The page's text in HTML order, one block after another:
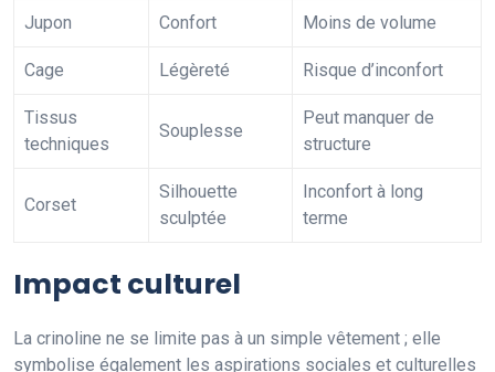
Jupon Confort Moins de volume
Cage Légèreté Risque d’inconfort
Tissus
techniques
Souplesse
Peut manquer de
structure
Corset
Silhouette
sculptée
Inconfort à long
terme
Impact culturel
La crinoline ne se limite pas à un simple vêtement ; elle
symbolise également les aspirations sociales et culturelles